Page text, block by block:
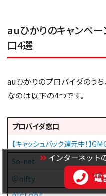
auひかりのキャンペ
口4選
auひかりのプロバイダのう
なのは以下の4つです。
プロバイダ窓口
【キャッシュバック還元中！】
So-net
＠nifty
インターネット
電